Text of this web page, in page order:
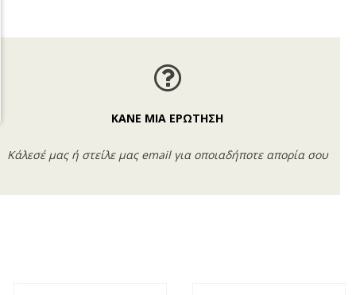
ΚΑΝΕ ΜΙΑ ΕΡΩΤΗΣΗ
Κάλεσέ μας ή στείλε μας email για οποιαδήποτε απορία σου